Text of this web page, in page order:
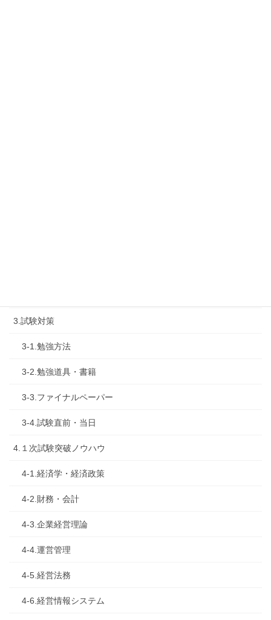
3.試験対策
3-1.勉強方法
3-2.勉強道具・書籍
3-3.ファイナルペーパー
3-4.試験直前・当日
4.１次試験突破ノウハウ
4-1.経済学・経済政策
4-2.財務・会計
4-3.企業経営理論
4-4.運営管理
4-5.経営法務
4-6.経営情報システム